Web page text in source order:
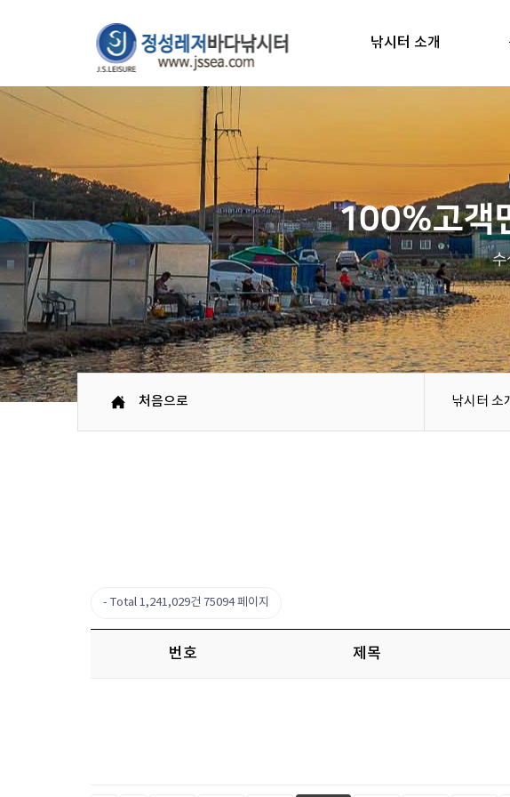
낚시터 소개
100%고객
수
처음으로 낚시터 소
Total 1,241,029건 75094 페이지
번호 제목